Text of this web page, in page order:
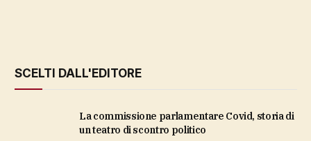
SCELTI DALL'EDITORE
La commissione parlamentare Covid, storia di
un teatro di scontro politico